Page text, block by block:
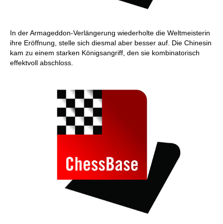
In der Armageddon-Verlängerung wiederholte die Weltmeisterin
ihre Eröffnung, stelle sich diesmal aber besser auf. Die Chinesin
kam zu einem starken Königsangriff, den sie kombinatorisch
effektvoll abschloss.